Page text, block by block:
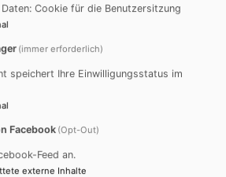
in Nürnberg"
und Nürnberger aus 12
stellen sich vor. Sie nehmen
in Nürnberg und zeigen,
mit uns ihren Lieblingssatz und
Symbol für ihren Glauben. Sie
der Stadt des Friedens und
Cookie für die Benutzersitzung
(immer erforderlich)
speichert Ihre Einwilligungsstatus im
Facebook (Opt-Out)
Feed an.
externe Inhalte